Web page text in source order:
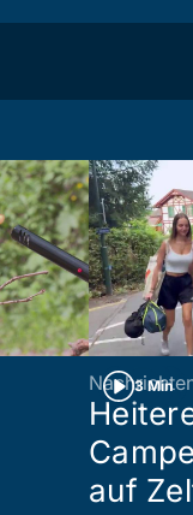
3 Min
auf